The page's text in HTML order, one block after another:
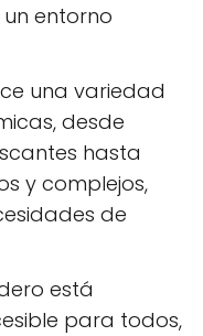
entorno
una variedad
desde
hasta
y complejos,
de
está
para todos,